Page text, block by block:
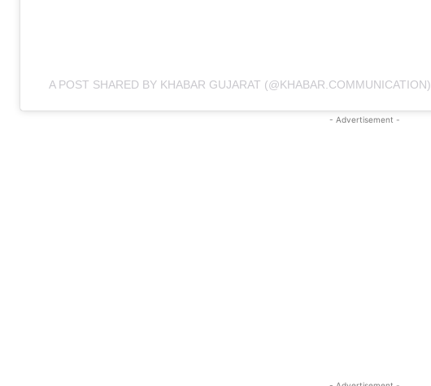
A POST SHARED BY KHABAR GUJARAT (@KHABAR.COMMUNICATION)
- Advertisement -